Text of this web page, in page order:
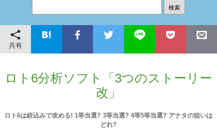
共有
ロト6分析ソフト「3つのストーリー
改」
ロト6は絞込みで攻める! 1等当選? 3等当選? 4等5等当選? アナタの狙いは
どれ?